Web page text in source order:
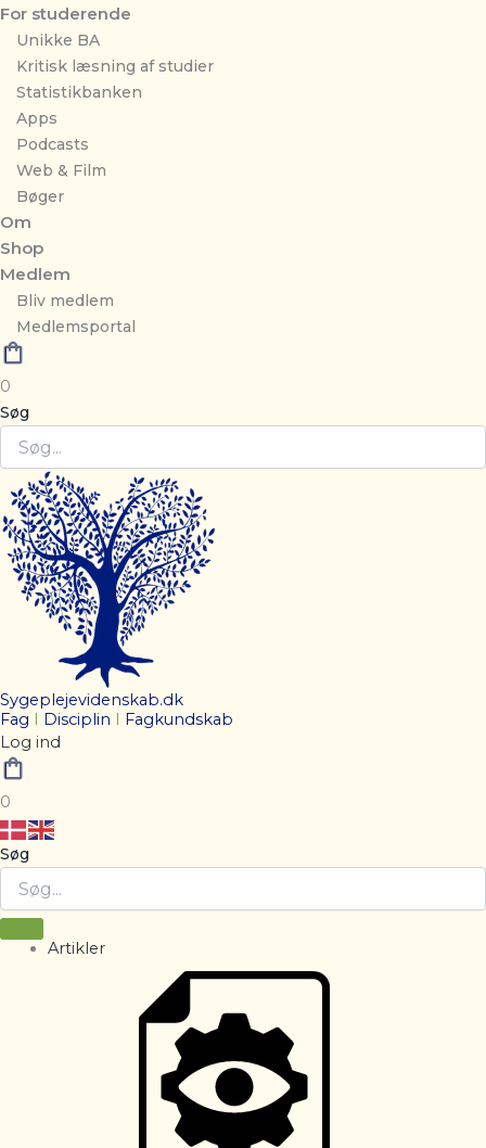
For studerende
Unikke BA
Kritisk læsning af studier
Statistikbanken
Apps
Podcasts
Web & Film
Bøger
Om
Shop
Medlem
Bliv medlem
Medlemsportal
0
Søg
Sygeplejevidenskab.dk
Fag
Disciplin
Fagkundskab
Log ind
0
Søg
Artikler